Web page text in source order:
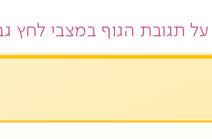
תגובת הגוף במצבי לחץ